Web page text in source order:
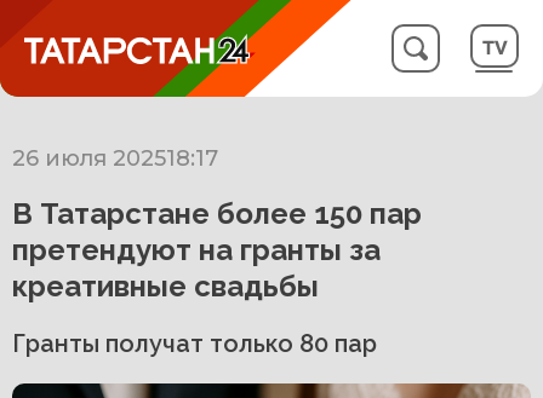
26 июля 202518:17
В Татарстане более 150 пар
претендуют на гранты за
креативные свадьбы
Гранты получат только 80 пар